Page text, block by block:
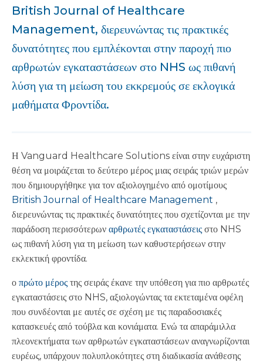
British Journal of Healthcare
Management, διερευνώντας τις πρακτικές
δυνατότητες που εμπλέκονται στην παροχή πιο
αρθρωτών εγκαταστάσεων στο NHS ως πιθανή
λύση για τη μείωση του εκκρεμούς σε εκλογικά
μαθήματα Φροντίδα.
Η Vanguard Healthcare Solutions είναι στην ευχάριστη
θέση να μοιράζεται το δεύτερο μέρος μιας σειράς τριών μερών
που δημιουργήθηκε για τον αξιολογημένο από ομοτίμους
British Journal of Healthcare Management ,
διερευνώντας τις πρακτικές δυνατότητες που σχετίζονται με την
παράδοση περισσότερων αρθρωτές εγκαταστάσεις στο NHS
ως πιθανή λύση για τη μείωση των καθυστερήσεων στην
εκλεκτική φροντίδα.
ο πρώτο μέρος της σειράς έκανε την υπόθεση για πιο αρθρωτές
εγκαταστάσεις στο NHS, αξιολογώντας τα εκτεταμένα οφέλη
που συνδέονται με αυτές σε σχέση με τις παραδοσιακές
κατασκευές από τούβλα και κονιάματα. Ενώ τα απαράμιλλα
πλεονεκτήματα των αρθρωτών εγκαταστάσεων αναγνωρίζονται
ευρέως, υπάρχουν πολυπλοκότητες στη διαδικασία ανάθεσης